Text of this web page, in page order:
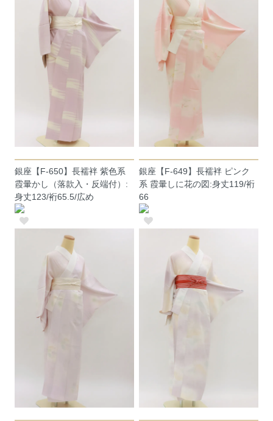
銀座【F-650】長襦袢 紫色系
霞暈かし（落款入・反端付）:
身丈123/裄65.5/広め
銀座【F-649】長襦袢 ピンク
系 霞暈しに花の図:身丈119/裄
66